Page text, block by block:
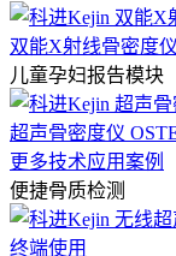
双能X射线骨密度
儿童孕妇报告模块
超声骨密度仪
更多技术应用案例
便捷骨质检测